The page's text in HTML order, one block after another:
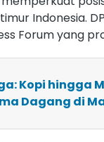
Indonesia.
Forum yang
Kopi hingga
Dagang di